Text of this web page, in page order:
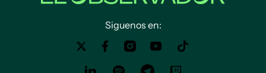
Siguenos en: